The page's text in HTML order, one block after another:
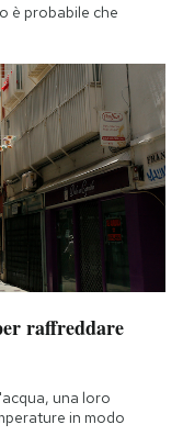
è probabile che
raffreddare
una loro
in modo